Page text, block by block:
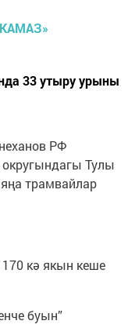
33 утыру урыны
РФ
Тулы
трамвайлар
кә якын кеше
буын”